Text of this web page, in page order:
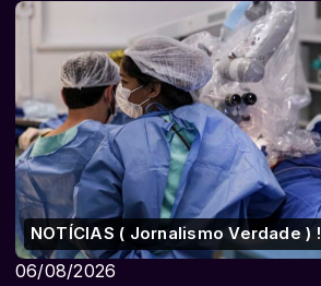
NOTÍCIAS ( Jornalismo Verdade ) !
06/08/2026